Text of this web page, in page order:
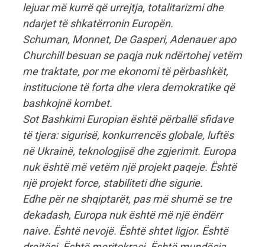
lejuar më kurrë që urrejtja, totalitarizmi dhe
ndarjet të shkatërronin Europën.
Schuman, Monnet, De Gasperi, Adenauer apo
Churchill besuan se paqja nuk ndërtohej vetëm
me traktate, por me ekonomi të përbashkët,
institucione të forta dhe vlera demokratike që
bashkojnë kombet.
Sot Bashkimi Europian është përballë sfidave
të tjera: sigurisë, konkurrencës globale, luftës
në Ukrainë, teknologjisë dhe zgjerimit. Europa
nuk është më vetëm një projekt paqeje. Është
një projekt force, stabiliteti dhe sigurie.
Edhe për ne shqiptarët, pas më shumë se tre
dekadash, Europa nuk është më një ëndërr
naive. Është nevojë. Është shtet ligjor. Është